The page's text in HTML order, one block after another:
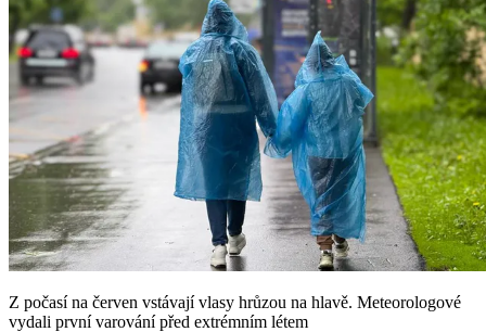
Z počasí na červen vstávají vlasy hrůzou na hlavě. Meteorologové
vydali první varování před extrémním létem